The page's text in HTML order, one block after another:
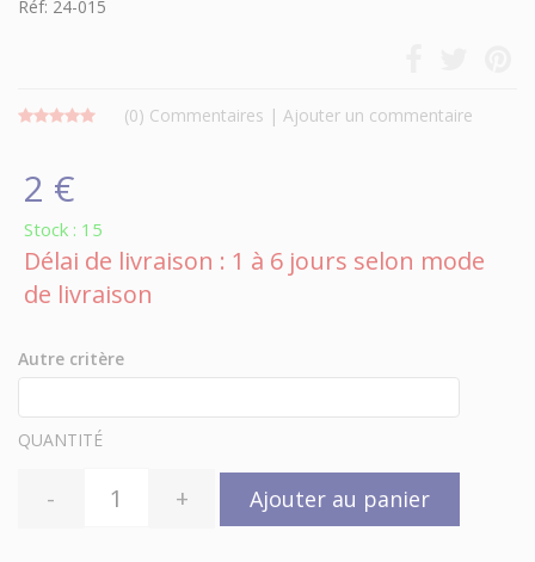
Réf: 24-015
(0) Commentaires | Ajouter un commentaire
2 €
Stock : 15
Délai de livraison : 1 à 6 jours selon mode
de livraison
Autre critère
QUANTITÉ
- + Ajouter au panier